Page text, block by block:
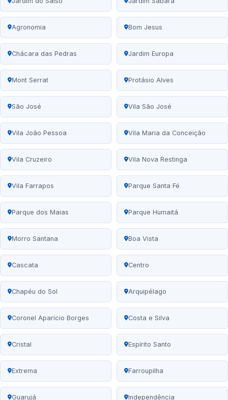
Agronomia Bom Jesus
Chácara das Pedras Jardim Europa
Mont Serrat Protásio Alves
São José Vila São José
Vila João Pessoa Vila Maria da Conceição
Vila Cruzeiro Vila Nova Restinga
Vila Farrapos Parque Santa Fé
Parque dos Maias Parque Humaitá
Morro Santana Boa Vista
Cascata Centro
Chapéu do Sol Arquipélago
Coronel Aparício Borges Costa e Silva
Cristal Espírito Santo
Extrema Farroupilha
Guarujá Independência